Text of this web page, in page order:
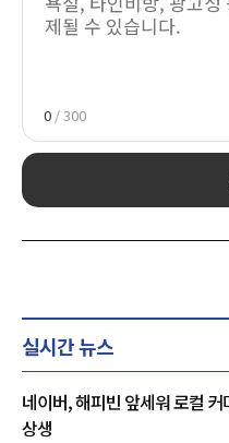
0 / 300
실시간 뉴스
네이버, 해피빈 앞세워 로컬
상생